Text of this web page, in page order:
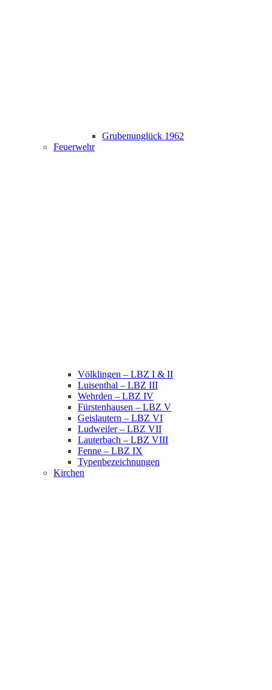
Grubenunglück 1962
Feuerwehr
Völklingen – LBZ I & II
Luisenthal – LBZ III
Wehrden – LBZ IV
Fürstenhausen – LBZ V
Geislautern – LBZ VI
Ludweiler – LBZ VII
Lauterbach – LBZ VIII
Fenne – LBZ IX
Typenbezeichnungen
Kirchen